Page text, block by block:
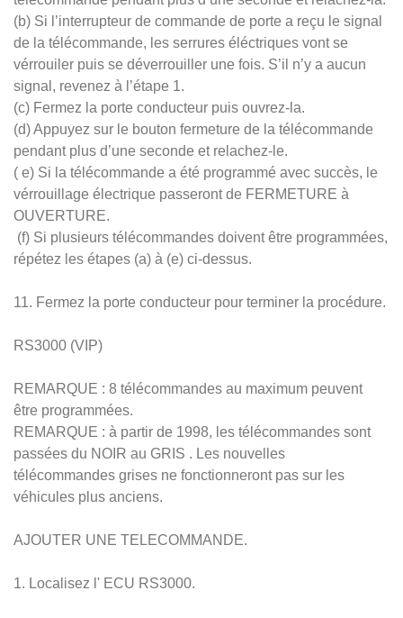
(b) Si l’interrupteur de commande de porte a reçu le signal
de la télécommande, les serrures éléctriques vont se
vérrouiler puis se déverrouiller une fois. S’il n’y a aucun
signal, revenez à l’étape 1.
(c) Fermez la porte conducteur puis ouvrez-la.
(d) Appuyez sur le bouton fermeture de la télécommande
pendant plus d’une seconde et relachez-le.
( e) Si la télécommande a été programmé avec succès, le
vérrouillage électrique passeront de FERMETURE à
OUVERTURE.
(f) Si plusieurs télécommandes doivent être programmées,
répétez les étapes (a) à (e) ci-dessus.
11. Fermez la porte conducteur pour terminer la procédure.
RS3000 (VIP)
REMARQUE : 8 télécommandes au maximum peuvent
être programmées.
REMARQUE : à partir de 1998, les télécommandes sont
passées du NOIR au GRIS . Les nouvelles
télécommandes grises ne fonctionneront pas sur les
véhicules plus anciens.
AJOUTER UNE TELECOMMANDE.
1. Localisez l' ECU RS3000.